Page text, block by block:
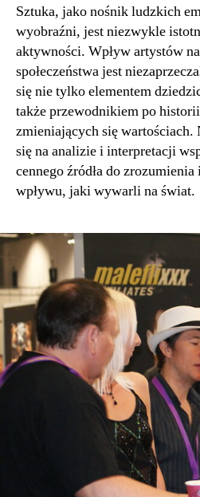
Sztuka, jako nośnik ludzkich
wyobraźni, jest niezwykle
aktywności. Wpływ artystów
społeczeństwa jest
się nie tylko elementem
także przewodnikiem po
zmieniających się wartościach.
się na analizie i interpretacji
cennego źródła do
wpływu, jaki wywarli na świat.